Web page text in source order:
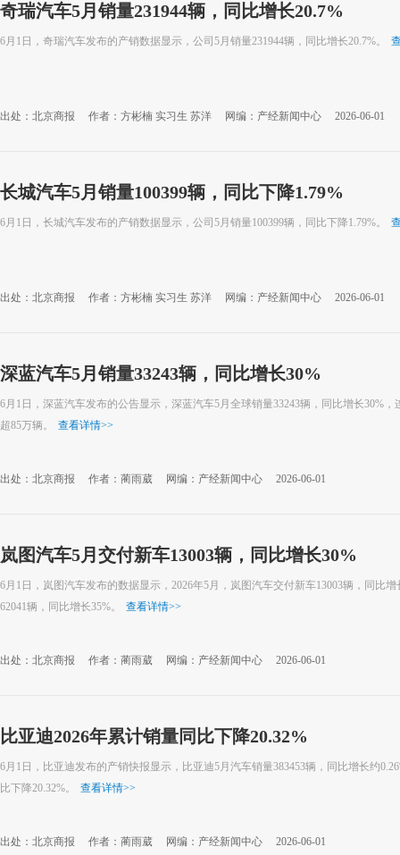
奇瑞汽车5月销量231944辆，同比增长20.7%
6月1日，奇瑞汽车发布的产销数据显示，公司5月销量231944辆，同比增长20.7%。
出处：北京商报 作者：方彬楠 实习生 苏洋 网编：产经新闻中心 2026-06-01
长城汽车5月销量100399辆，同比下降1.79%
6月1日，长城汽车发布的产销数据显示，公司5月销量100399辆，同比下降1.79%。
出处：北京商报 作者：方彬楠 实习生 苏洋 网编：产经新闻中心 2026-06-01
深蓝汽车5月销量33243辆，同比增长30%
6月1日，深蓝汽车发布的公告显示，深蓝汽车5月全球销量33243辆，同比增长30%
超85万辆。
查看详情>>
出处：北京商报 作者：蔺雨葳 网编：产经新闻中心 2026-06-01
岚图汽车5月交付新车13003辆，同比增长30%
6月1日，岚图汽车发布的数据显示，2026年5月，岚图汽车交付新车13003辆，同比
62041辆，同比增长35%。
查看详情>>
出处：北京商报 作者：蔺雨葳 网编：产经新闻中心 2026-06-01
比亚迪2026年累计销量同比下降20.32%
6月1日，比亚迪发布的产销快报显示，比亚迪5月汽车销量383453辆，同比增长约
比下降20.32%。
查看详情>>
出处：北京商报 作者：蔺雨葳 网编：产经新闻中心 2026-06-01